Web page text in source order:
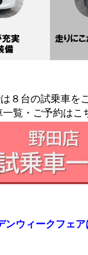
８台の試乗車を
一覧・ご予約はこ
ンウィークフェ